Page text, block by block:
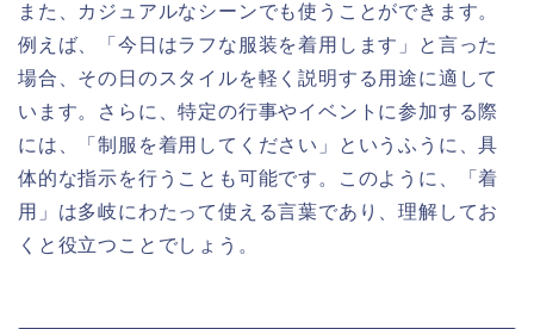
また、カジュアルなシーンでも使うことができます。
例えば、「今日はラフな服装を着用します」と言った
場合、その日のスタイルを軽く説明する用途に適して
います。さらに、特定の行事やイベントに参加する際
には、「制服を着用してください」というふうに、具
体的な指示を行うことも可能です。このように、「着
用」は多岐にわたって使える言葉であり、理解してお
くと役立つことでしょう。